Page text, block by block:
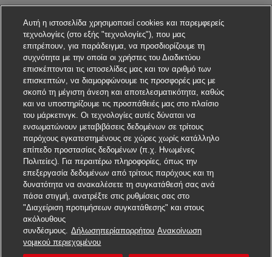
Υποβάλετε αίτηση για αυτή τη θέση εργασίας
Αυτή η ιστοσελίδα χρησιμοποιεί cookies και παρεμφερείς
τεχνολογίες (στο εξής "τεχνολογίες"), που μας
επιτρέπουν, για παράδειγμα, να προσδιορίζουμε τη
συχνότητα με την οποία οι χρήστες του Διαδικτύου
επισκέπτονται τις ιστοσελίδες μας και τον αριθμό των
επισκεπτών, να διαμορφώνουμε τις προσφορές μας με
σκοπό τη μέγιστη άνεση και αποτελεσματικότητα, καθώς
και να υποστηρίζουμε τις προσπάθειές μας στο πλαίσιο
του μάρκετινγκ. Οι τεχνολογίες αυτές δύναται να
ενσωματώνουν μεταβιβάσεις δεδομένων σε τρίτους
παρόχους εγκατεστημένους σε χώρες χωρίς κατάλληλο
επίπεδο προστασίας δεδομένων (π.χ. Ηνωμένες
Πολιτείες). Για περαιτέρω πληροφορίες, όπως την
επεξεργασία δεδομένων από τρίτους παρόχους και τη
δυνατότητα να ανακαλέσετε τη συγκατάθεσή σας ανά
πάσα στιγμή, ανατρέξτε στις ρυθμίσεις σας στο
"Διαχείριση προτιμήσεων συγκατάθεσης" και στους
ακόλουθους
συνδέσμους. Δήλωσηπερίαπορρήτου Ανακοίνωση
νομικού περιεχομένου